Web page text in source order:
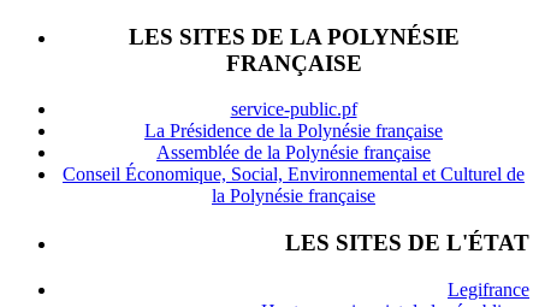
LES SITES DE LA POLYNÉSIE
FRANÇAISE
service-public.pf
La Présidence de la Polynésie française
Assemblée de la Polynésie française
Conseil Économique, Social, Environnemental et Culturel de
la Polynésie française
LES SITES DE L'ÉTAT
Legifrance